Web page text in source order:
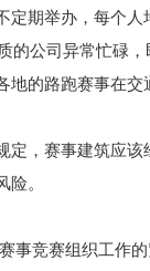
期举办，每个
公司异常忙碌
的路跑赛事在
赛事建筑应该
。
竞赛组织工作